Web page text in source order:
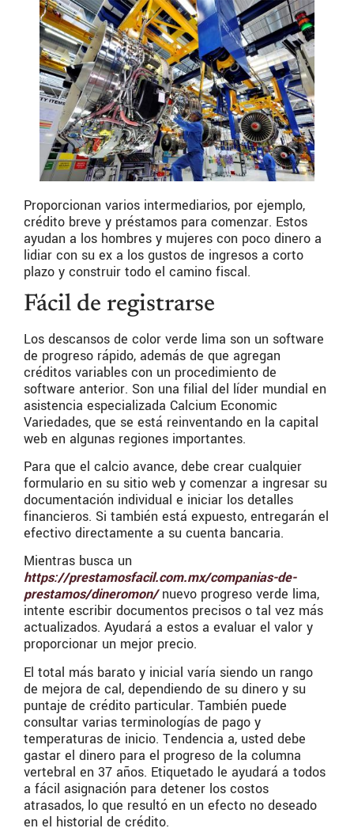
Proporcionan varios intermediarios, por ejemplo,
crédito breve y préstamos para comenzar. Estos
ayudan a los hombres y mujeres con poco dinero a
lidiar con su ex a los gustos de ingresos a corto
plazo y construir todo el camino fiscal.
Fácil de registrarse
Los descansos de color verde lima son un software
de progreso rápido, además de que agregan
créditos variables con un procedimiento de
software anterior. Son una filial del líder mundial en
asistencia especializada Calcium Economic
Variedades, que se está reinventando en la capital
web en algunas regiones importantes.
Para que el calcio avance, debe crear cualquier
formulario en su sitio web y comenzar a ingresar su
documentación individual e iniciar los detalles
financieros. Si también está expuesto, entregarán el
efectivo directamente a su cuenta bancaria.
Mientras busca un
https://prestamosfacil.com.mx/companias-de-
prestamos/dineromon/nuevo progreso verde lima,
intente escribir documentos precisos o tal vez más
actualizados. Ayudará a estos a evaluar el valor y
proporcionar un mejor precio.
El total más barato y inicial varía siendo un rango
de mejora de cal, dependiendo de su dinero y su
puntaje de crédito particular. También puede
consultar varias terminologías de pago y
temperaturas de inicio. Tendencia a, usted debe
gastar el dinero para el progreso de la columna
vertebral en 37 años. Etiquetado le ayudará a todos
a fácil asignación para detener los costos
atrasados, lo que resultó en un efecto no deseado
en el historial de crédito.